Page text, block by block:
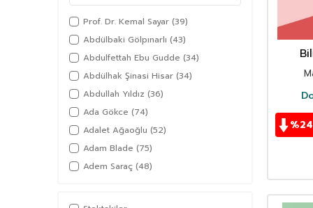
Prof. Dr. Kemal Sayar (39)
Abdülbaki Gölpınarlı (43)
Abdulfettah Ebu Gudde (34)
Abdülhak Şinasi Hisar (34)
Abdullah Yıldız (36)
Ada Gökce (74)
Adalet Ağaoğlu (52)
Adam Blade (75)
Adem Saraç (48)
Afşar Timuçin
%24